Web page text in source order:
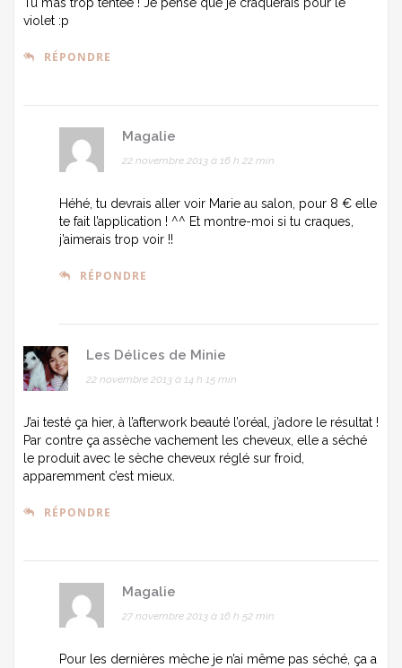
violet :p
RÉPONDRE
Magalie
22 novembre 2013 à 16 h 22 min
Héhé, tu devrais aller voir Marie au salon, pour 8 € elle
te fait l’application ! ^^ Et montre-moi si tu craques,
j’aimerais trop voir !!
RÉPONDRE
Les Délices de Minie
22 novembre 2013 à 14 h 15 min
J’ai testé ça hier, à l’afterwork beauté l’oréal, j’adore le résultat !
Par contre ça assèche vachement les cheveux, elle a séché
le produit avec le sèche cheveux réglé sur froid,
apparemment c’est mieux.
RÉPONDRE
Magalie
27 novembre 2013 à 16 h 52 min
Pour les dernières mèche je n’ai même pas séché, ça a